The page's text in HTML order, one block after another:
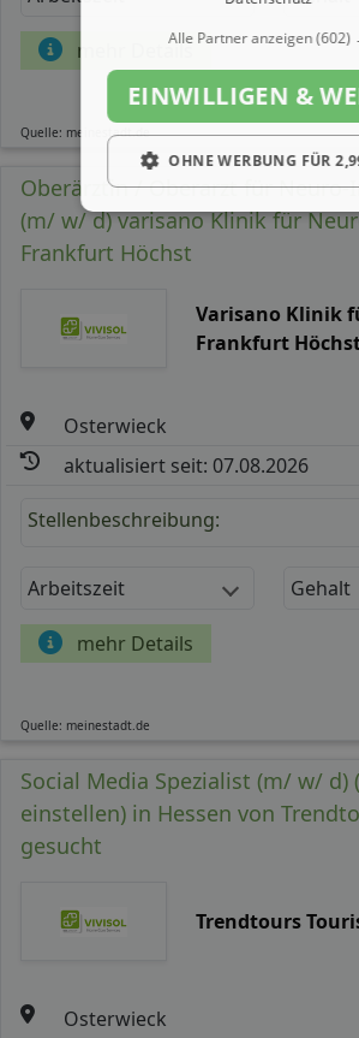
mehr Details
Quelle: meinestadt.de
Oberärztin / Oberarzt für Neuro-
(m/ w/ d) varisano Klinik für
Frankfurt Höchst
Varisano Klinik
Frankfurt
Osterwieck
aktualisiert seit: 07.08.2026
Stellenbeschreibung:
Arbeitszeit Gehalt
mehr Details
Quelle: meinestadt.de
Social Media Spezialist (m/ w/ d)
einstellen) in Hessen von
gesucht
Trendtours
Osterwieck
Alle Partner anzeigen(602)
EINWILLIGEN &
OHNE WERBUNG FÜR